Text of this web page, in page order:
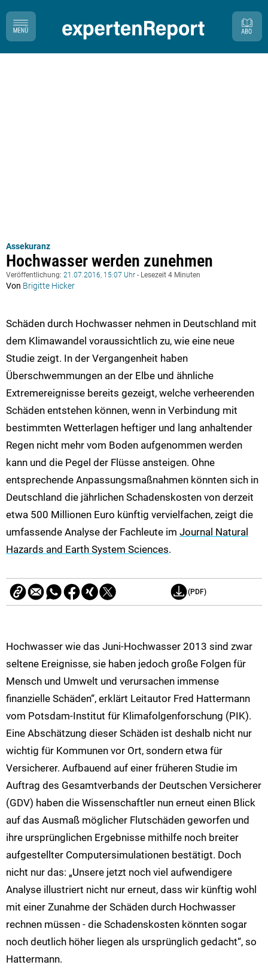
Assekuranz
Hochwasser werden zunehmen
Veröffentlichung: 21.07.2016, 15:07 Uhr - Lesezeit 4 Minuten
Von Brigitte Hicker
Schäden durch Hochwasser nehmen in Deutschland mit
dem Klimawandel voraussichtlich zu, wie eine neue
Studie zeigt. In der Vergangenheit haben
Überschwemmungen an der Elbe und ähnliche
Extremereignisse bereits gezeigt, welche verheerenden
Schäden entstehen können, wenn in Verbindung mit
bestimmten Wetterlagen heftiger und lang anhaltender
Regen nicht mehr vom Boden aufgenommen werden
kann und die Pegel der Flüsse ansteigen. Ohne
entsprechende Anpassungsmaßnahmen könnten sich in
Deutschland die jährlichen Schadenskosten von derzeit
etwa 500 Millionen Euro künftig vervielfachen, zeigt die
umfassende Analyse der Fachleute im Journal Natural
Hazards and Earth System Sciences.
(PDF)
Hochwasser wie das Juni-Hochwasser 2013 sind zwar
seltene Ereignisse, sie haben jedoch große Folgen für
Mensch und Umwelt und verursachen immense
finanzielle Schäden“, erklärt Leitautor Fred Hattermann
vom Potsdam-Institut für Klimafolgenforschung (PIK).
Eine Abschätzung dieser Schäden ist deshalb nicht nur
wichtig für Kommunen vor Ort, sondern etwa für
Versicherer. Aufbauend auf einer früheren Studie im
Auftrag des Gesamtverbands der Deutschen Versicherer
(GDV) haben die Wissenschaftler nun erneut einen Blick
auf das Ausmaß möglicher Flutschäden geworfen und
ihre ursprünglichen Ergebnisse mithilfe noch breiter
aufgestellter Computersimulationen bestätigt. Doch
nicht nur das: „Unsere jetzt noch viel aufwendigere
Analyse illustriert nicht nur erneut, dass wir künftig wohl
mit einer Zunahme der Schäden durch Hochwasser
rechnen müssen - die Schadenskosten könnten sogar
noch deutlich höher liegen als ursprünglich gedacht“, so
Hattermann.